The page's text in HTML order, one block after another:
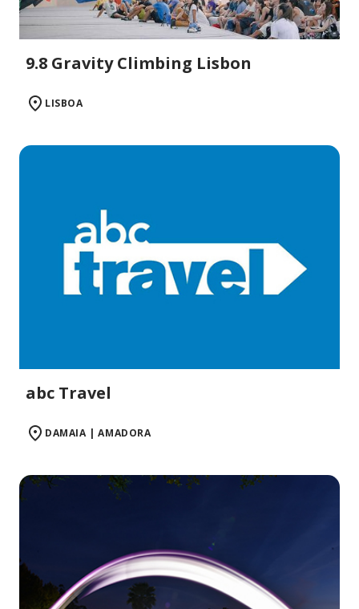
9.8 Gravity Climbing Lisbon
LISBOA
abc Travel
DAMAIA | AMADORA